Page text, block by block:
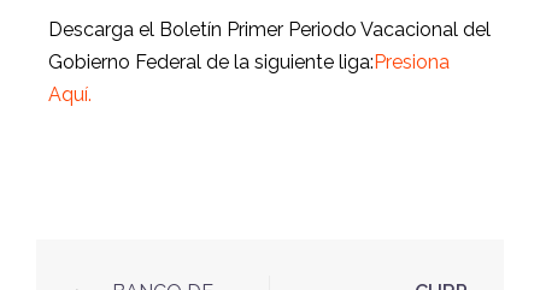
Descarga el Boletín Primer Periodo Vacacional del
Gobierno Federal de la siguiente liga: Presiona
Aquí.